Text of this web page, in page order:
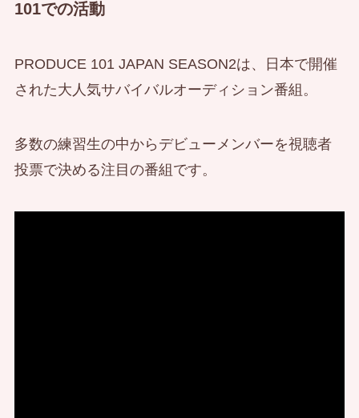
101での活動
PRODUCE 101 JAPAN SEASON2は、日本で開催
された大人気サバイバルオーディション番組。
多数の練習生の中からデビューメンバーを視聴者
投票で決める注目の番組です。